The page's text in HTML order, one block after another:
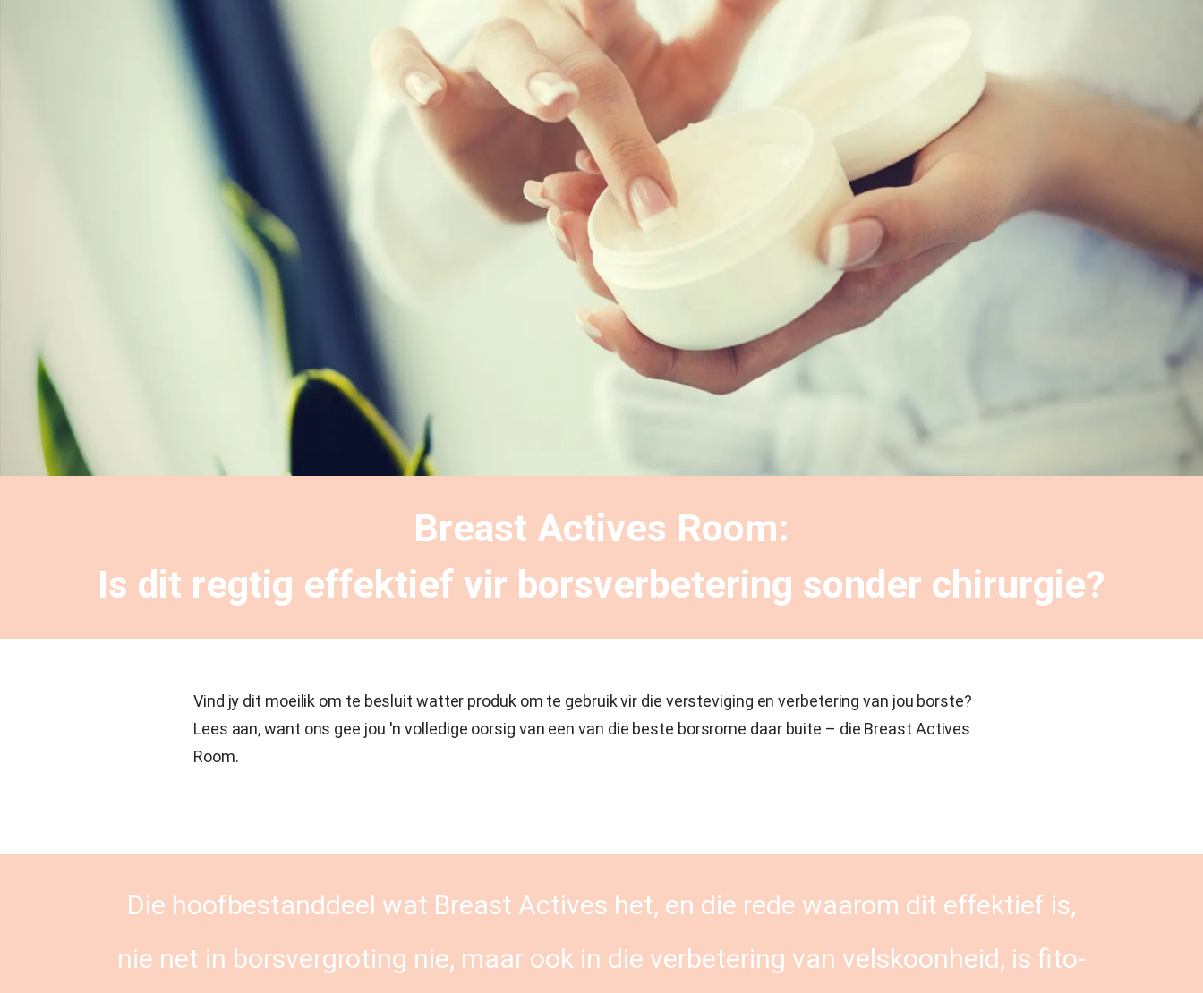
Breast Actives Room:
Is dit regtig effektief vir borsverbetering sonder chirurgie?
Vind jy dit moeilik om te besluit watter produk om te gebruik vir die versteviging en verbetering van jou borste?
Lees aan, want ons gee jou 'n volledige oorsig van een van die beste borsrome daar buite – die Breast Actives
Room.
Die hoofbestanddeel wat Breast Actives het, en die rede waarom dit effektief is,
nie net in borsvergroting nie, maar ook in die verbetering van velskoonheid, is fito-